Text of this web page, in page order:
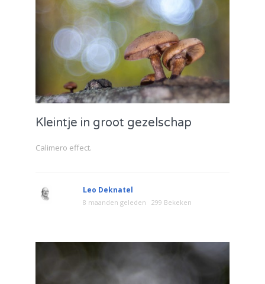
Kleintje in groot gezelschap
Calimero effect.
Leo Deknatel
8 maanden geleden 299 Bekeken